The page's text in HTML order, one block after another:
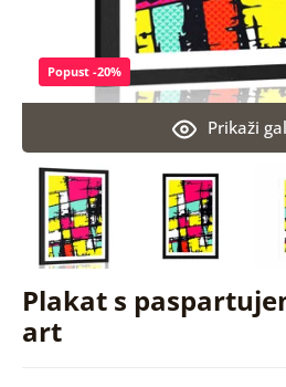
Plakat s
art
Prikaži
Popust -20%